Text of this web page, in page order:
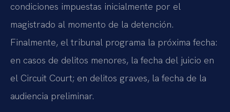
condiciones impuestas inicialmente por el
magistrado al momento de la detención.
Finalmente, el tribunal programa la próxima fecha:
en casos de delitos menores, la fecha del juicio en
el Circuit Court; en delitos graves, la fecha de la
audiencia preliminar.